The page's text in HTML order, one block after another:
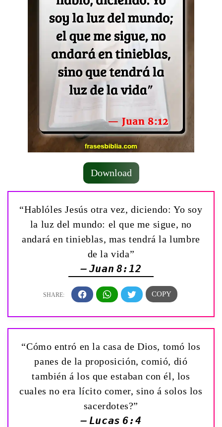
Download
“Hablóles Jesús otra vez, diciendo: Yo soy
la luz del mundo: el que me sigue, no
andará en tinieblas, mas tendrá la lumbre
de la vida”
— Juan 8:12
“Cómo entró en la casa de Dios, tomó los
panes de la proposición, comió, dió
también á los que estaban con él, los
cuales no era lícito comer, sino á solos los
sacerdotes?”
— Lucas 6:4